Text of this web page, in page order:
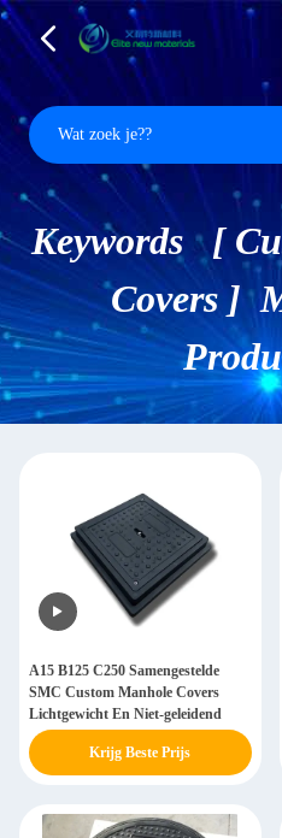
Keywords [
Covers ]
A15 B125 C250 Samengestelde
SMC Custom Manhole Covers
Lichtgewicht En Niet-geleidend
Krijg Beste Prijs